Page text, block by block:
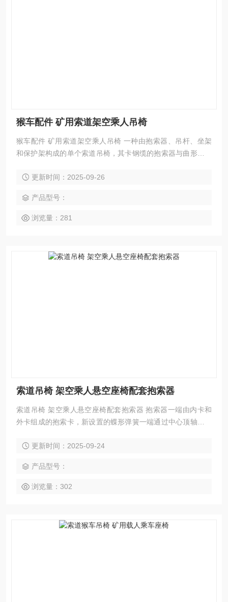
猴车配件 矿用索道架空乘人吊椅
猴车配件 矿用索道架空乘人吊椅 一种由抱索器、吊杆、坐架
和保护架构成的单个索道吊椅，其卡钢缆的抱索器与曲形吊杆
更新时间：2025-09-26
产品型号：
浏览量：281
索道吊椅 架空乘人悬空座椅配套抱索器
索道吊椅 架空乘人悬空座椅配套抱索器 抱索器一端由内卡和
外卡组成的抱索卡，新设置的蝶形弹簧一端通过中心顶轴顶住
卡，致使抱索卡的钳口较长期不会有间隙或松动现象，既保障
更新时间：2025-09-24
产品型号：
浏览量：302